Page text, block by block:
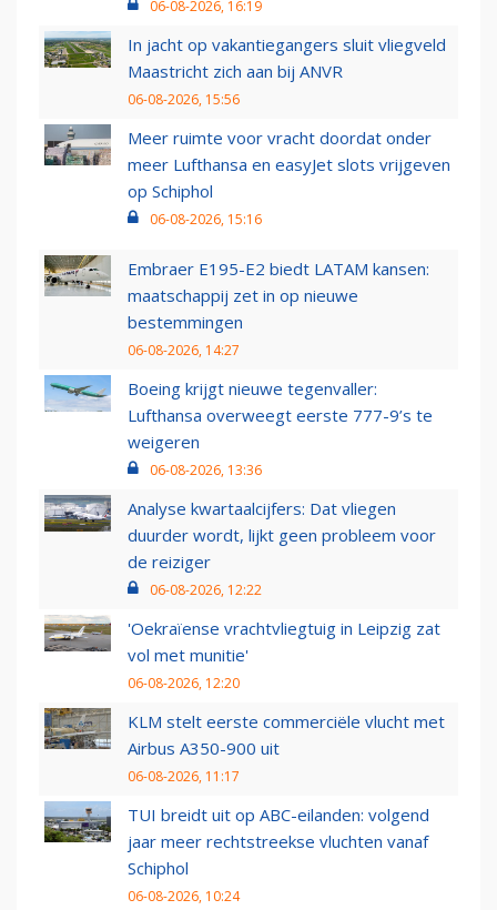
06-08-2026, 16:19
In jacht op vakantiegangers sluit vliegveld
Maastricht zich aan bij ANVR
06-08-2026, 15:56
Meer ruimte voor vracht doordat onder
meer Lufthansa en easyJet slots vrijgeven
op Schiphol
06-08-2026, 15:16
Embraer E195-E2 biedt LATAM kansen:
maatschappij zet in op nieuwe
bestemmingen
06-08-2026, 14:27
Boeing krijgt nieuwe tegenvaller:
Lufthansa overweegt eerste 777-9’s te
weigeren
06-08-2026, 13:36
Analyse kwartaalcijfers: Dat vliegen
duurder wordt, lijkt geen probleem voor
de reiziger
06-08-2026, 12:22
'Oekraïense vrachtvliegtuig in Leipzig zat
vol met munitie'
06-08-2026, 12:20
KLM stelt eerste commerciële vlucht met
Airbus A350-900 uit
06-08-2026, 11:17
TUI breidt uit op ABC-eilanden: volgend
jaar meer rechtstreekse vluchten vanaf
Schiphol
06-08-2026, 10:24